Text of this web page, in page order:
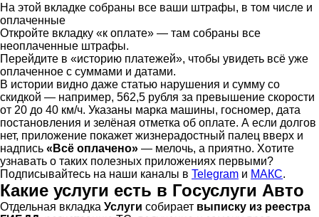
На этой вкладке собраны все ваши штрафы, в том числе и
оплаченные
Откройте вкладку «к оплате» — там собраны все
неоплаченные штрафы.
Перейдите в «историю платежей», чтобы увидеть всё уже
оплаченное с суммами и датами.
В истории видно даже статью нарушения и сумму со
скидкой — например, 562,5 рубля за превышение скорости
от 20 до 40 км/ч. Указаны марка машины, госномер, дата
постановления и зелёная отметка об оплате. А если долгов
нет, приложение покажет жизнерадостный палец вверх и
надпись «Всё оплачено» — мелочь, а приятно. Хотите
узнавать о таких полезных приложениях первыми?
Подписывайтесь на наши каналы в Telegram и МАКС.
Какие услуги есть в Госуслуги Авто
Отдельная вкладка Услуги собирает выписку из реестра